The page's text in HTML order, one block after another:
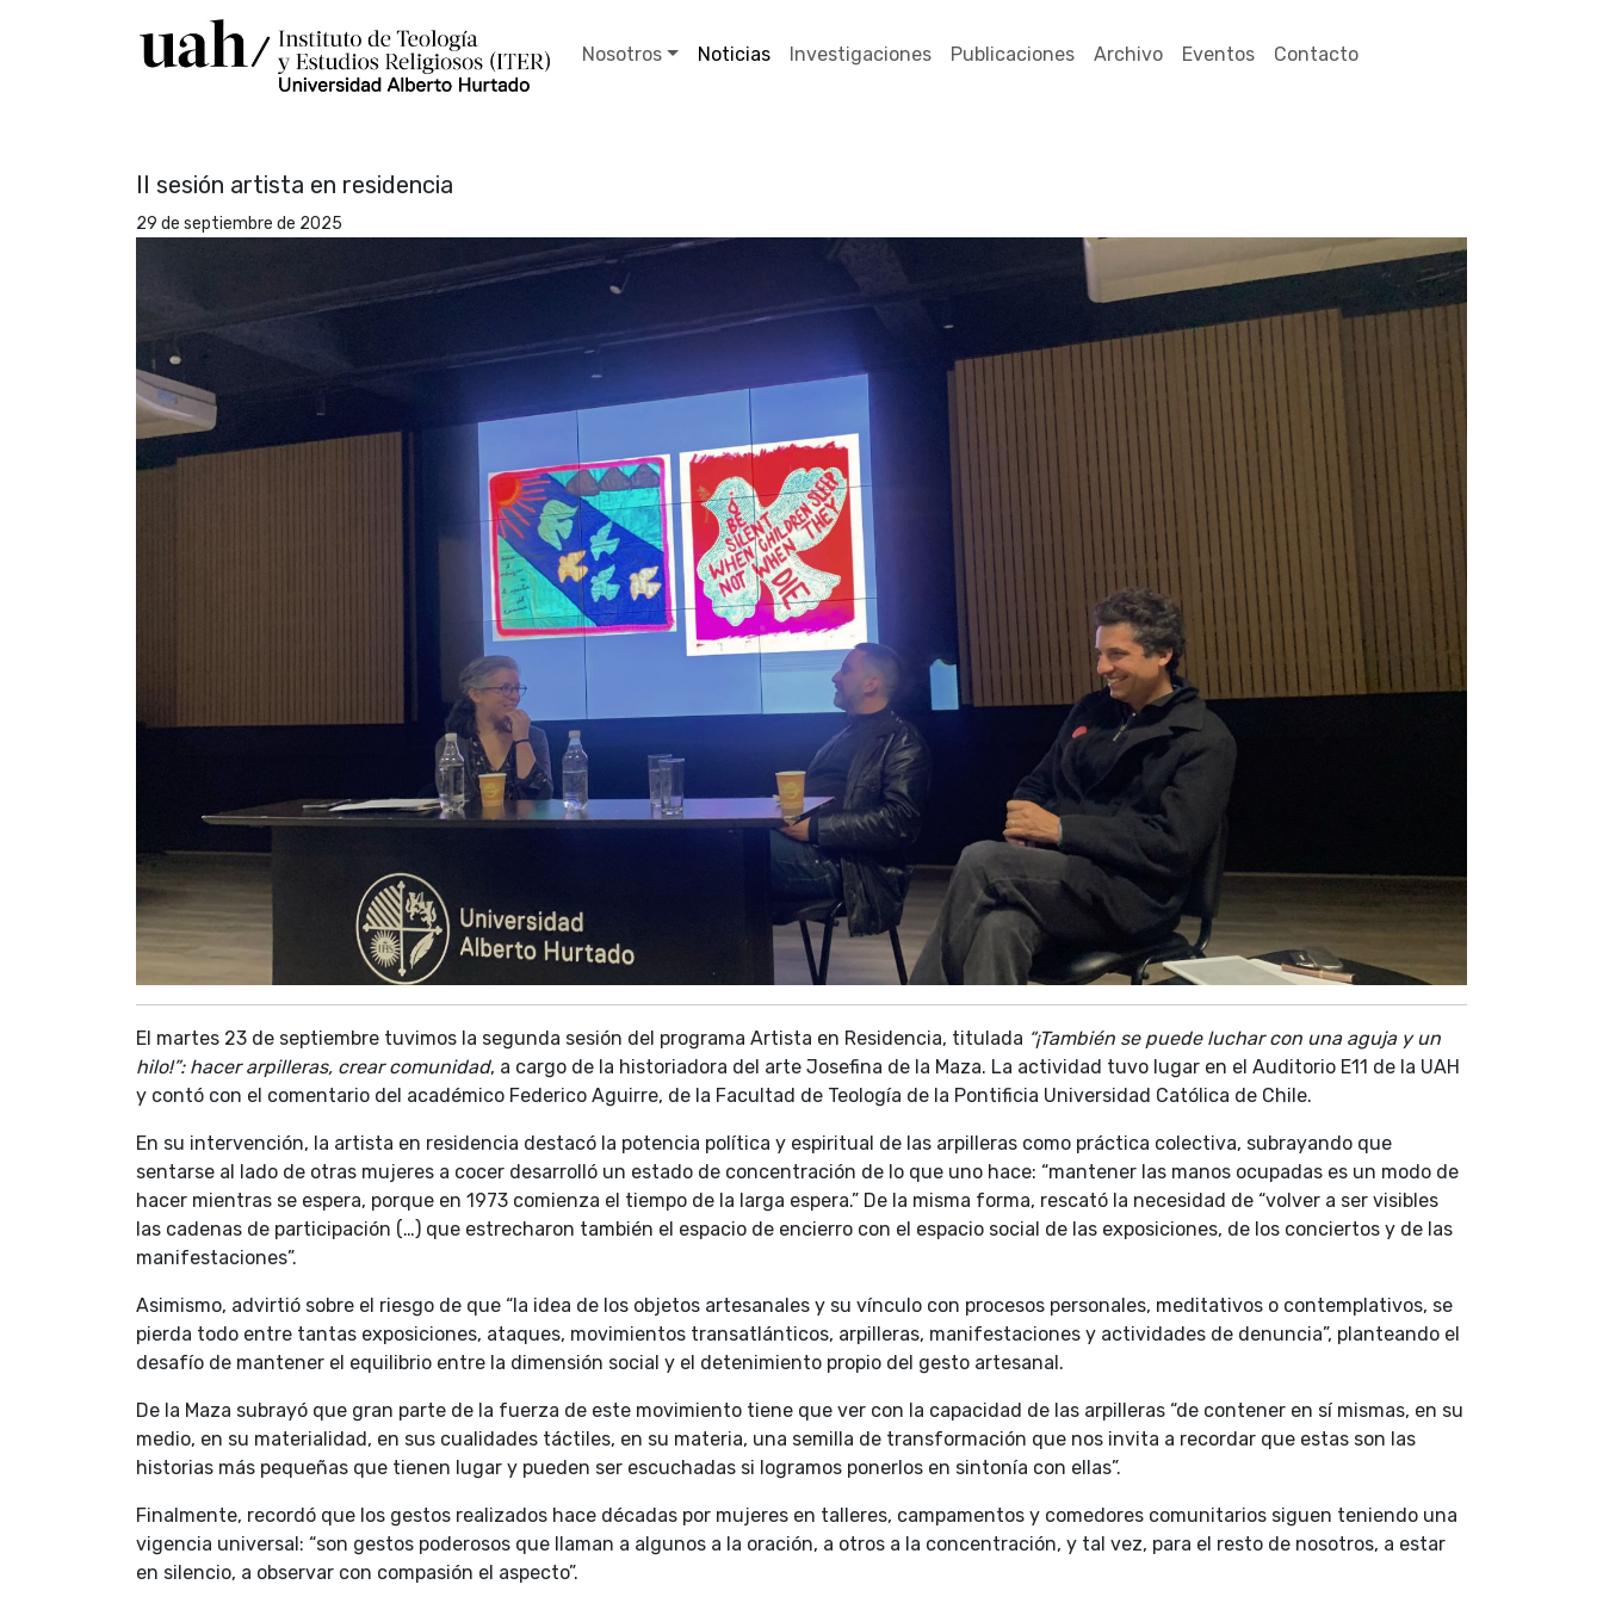
Nosotros Noticias Investigaciones Publicaciones Archivo Eventos Contacto
II sesión artista en residencia
29 de septiembre de 2025
El martes 23 de septiembre tuvimos la segunda sesión del programa Artista en Residencia, titulada “¡También se puede luchar con una aguja y un
hilo!”: hacer arpilleras, crear comunidad, a cargo de la historiadora del arte Josefina de la Maza. La actividad tuvo lugar en el Auditorio E11 de la UAH
y contó con el comentario del académico Federico Aguirre, de la Facultad de Teología de la Pontificia Universidad Católica de Chile.
En su intervención, la artista en residencia destacó la potencia política y espiritual de las arpilleras como práctica colectiva, subrayando que
sentarse al lado de otras mujeres a cocer desarrolló un estado de concentración de lo que uno hace: “mantener las manos ocupadas es un modo de
hacer mientras se espera, porque en 1973 comienza el tiempo de la larga espera.” De la misma forma, rescató la necesidad de “volver a ser visibles
las cadenas de participación (…) que estrecharon también el espacio de encierro con el espacio social de las exposiciones, de los conciertos y de las
manifestaciones”.
Asimismo, advirtió sobre el riesgo de que “la idea de los objetos artesanales y su vínculo con procesos personales, meditativos o contemplativos, se
pierda todo entre tantas exposiciones, ataques, movimientos transatlánticos, arpilleras, manifestaciones y actividades de denuncia”, planteando el
desafío de mantener el equilibrio entre la dimensión social y el detenimiento propio del gesto artesanal.
De la Maza subrayó que gran parte de la fuerza de este movimiento tiene que ver con la capacidad de las arpilleras “de contener en sí mismas, en su
medio, en su materialidad, en sus cualidades táctiles, en su materia, una semilla de transformación que nos invita a recordar que estas son las
historias más pequeñas que tienen lugar y pueden ser escuchadas si logramos ponerlos en sintonía con ellas”.
Finalmente, recordó que los gestos realizados hace décadas por mujeres en talleres, campamentos y comedores comunitarios siguen teniendo una
vigencia universal: “son gestos poderosos que llaman a algunos a la oración, a otros a la concentración, y tal vez, para el resto de nosotros, a estar
en silencio, a observar con compasión el aspecto”.